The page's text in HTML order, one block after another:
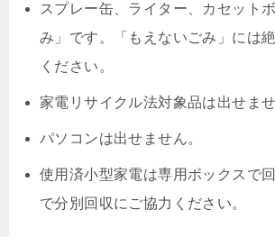
スプレー缶、ライター、カセット
み」です。「もえないごみ」には
ください。
家電リサイクル法対象品は出せませ
パソコンは出せません。
使用済小型家電は専用ボックスで
で分別回収にご協力ください。